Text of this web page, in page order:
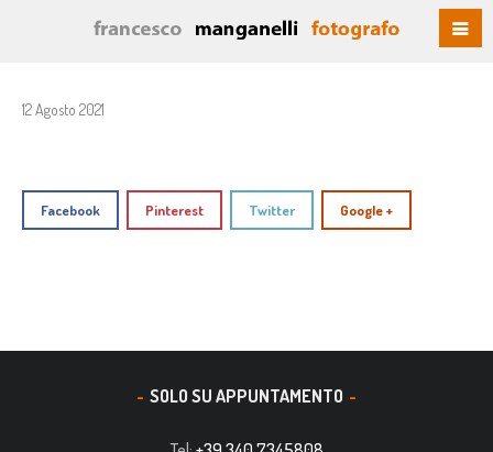
12 Agosto 2021
Facebook Pinterest Twitter Google +
SOLO SU APPUNTAMENTO